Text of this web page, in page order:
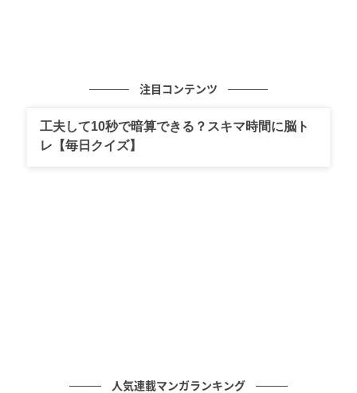
注目コンテンツ
工夫して10秒で暗算できる？スキマ時間に脳ト
レ【毎日クイズ】
人気連載マンガランキング